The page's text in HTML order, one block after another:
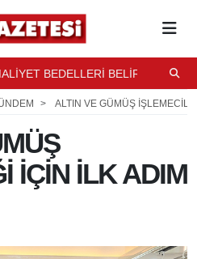
BEDELLERİ BELİRLENDİ
ALTIN VE GÜMÜŞ
İÇİN İLK ADIM